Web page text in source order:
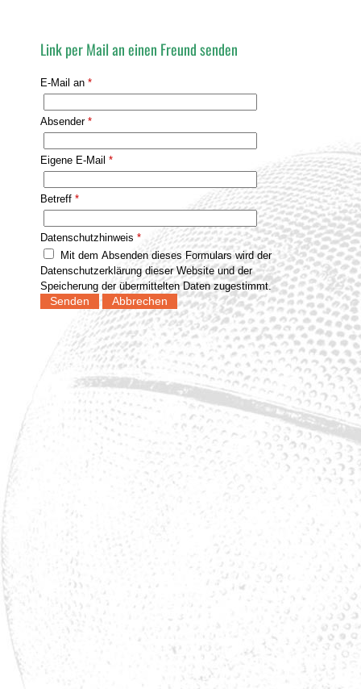
Link per Mail an einen Freund senden
E-Mail an *
Absender*
Eigene E-Mail *
Betreff *
Datenschutzhinweis *
Datenschutzerklärung dieser Website und der
Speicherung der übermittelten Daten zugestimmt.
Senden Abbrechen